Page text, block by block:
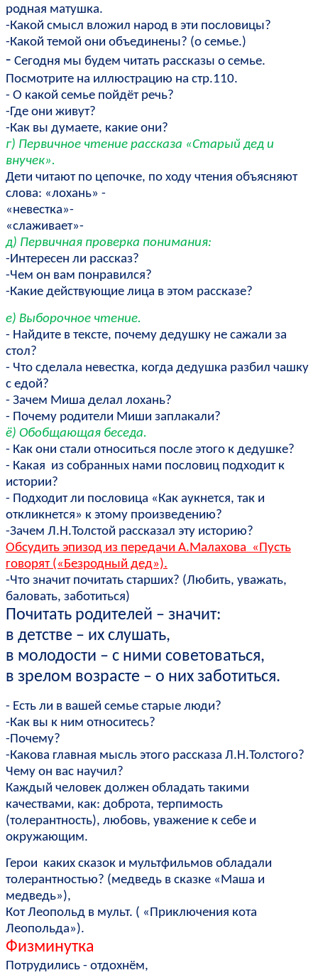
родная матушка.
-Какой смысл вложил народ в эти пословицы?
-Какой темой они объединены? (о семье.)
- Сегодня мы будем читать рассказы о семье.
Посмотрите на иллюстрацию на стр.110.
- О какой семье пойдёт речь?
-Где они живут?
-Как вы думаете, какие они?
г) Первичное чтение рассказа «Старый дед и
внучек».
Дети читают по цепочке, по ходу чтения объясняют
слова: «лохань» -
«невестка»-
«слаживает»-
д) Первичная проверка понимания:
-Интересен ли рассказ?
-Чем он вам понравился?
-Какие действующие лица в этом рассказе?
е) Выборочное чтение.
- Найдите в тексте, почему дедушку не сажали за
стол?
- Что сделала невестка, когда дедушка разбил чашку
с едой?
- Зачем Миша делал лохань?
- Почему родители Миши заплакали?
ё) Обобщающая беседа.
- Как они стали относиться после этого к дедушке?
- Какая из собранных нами пословиц подходит к
истории?
- Подходит ли пословица «Как аукнется, так и
откликнется» к этому произведению?
-Зачем Л.Н.Толстой рассказал эту историю?
Обсудить эпизод из передачи А.Малахова «Пусть
говорят («Безродный дед»).
-Что значит почитать старших? (Любить, уважать,
баловать, заботиться)
Почитать родителей – значит:
в детстве – их слушать,
в молодости – с ними советоваться,
в зрелом возрасте – о них заботиться.
- Есть ли в вашей семье старые люди?
-Как вы к ним относитесь?
-Почему?
-Какова главная мысль этого рассказа Л.Н.Толстого?
Чему он вас научил?
Каждый человек должен обладать такими
качествами, как: доброта, терпимость
(толерантность), любовь, уважение к себе и
окружающим.
Герои каких сказок и мультфильмов обладали
толерантностью? (медведь в сказке «Маша и
медведь»),
Кот Леопольд в мульт. ( «Приключения кота
Леопольда»).
Физминутка
Потрудились - отдохнём,